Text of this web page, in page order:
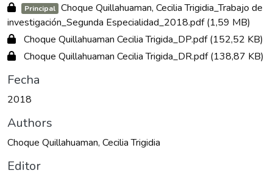
Principal Choque Quillahuaman, Cecilia Trigidia_Trabajo de
investigación_Segunda Especialidad_2018.pdf(1,59 MB)
Choque Quillahuaman Cecilia Trigida_DP.pdf(152,52 KB)
Choque Quillahuaman Cecilia Trigida_DR.pdf(138,87 KB)
Fecha
2018
Authors
Choque Quillahuaman, Cecilia Trigidia
Editor